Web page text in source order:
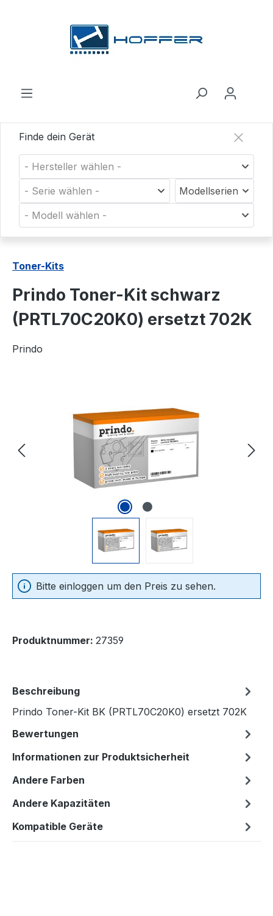
Finde dein Gerät
- Hersteller wählen -
- Serie wählen -
Modellserien
- Modell wählen -
Toner-Kits
Prindo Toner-Kit schwarz
(PRTL70C20K0) ersetzt 702K
Prindo
Bitte einloggen um den Preis zu sehen.
Produktnummer: 27359
Beschreibung
Prindo Toner-Kit BK (PRTL70C20K0) ersetzt 702K
Bewertungen
Informationen zur Produktsicherheit
Andere Farben
Andere Kapazitäten
Kompatible Geräte